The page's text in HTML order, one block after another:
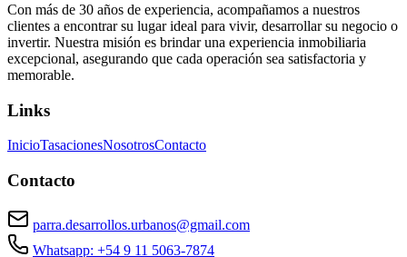
Con más de 30 años de experiencia, acompañamos a nuestros
clientes a encontrar su lugar ideal para vivir, desarrollar su negocio o
invertir. Nuestra misión es brindar una experiencia inmobiliaria
excepcional, asegurando que cada operación sea satisfactoria y
memorable.
Links
InicioTasacionesNosotrosContacto
Contacto
parra.desarrollos.urbanos@gmail.com
Whatsapp: +54 9 11 5063-7874